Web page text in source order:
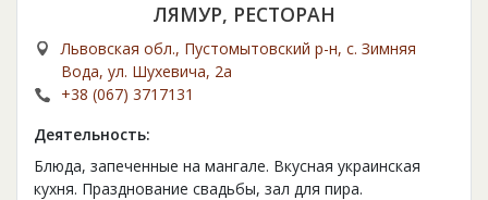
ЛЯМУР, РЕСТОРАН
Львовская обл., Пустомытовский р-н, с. Зимняя
Вода, ул. Шухевича, 2а
+38 (067) 3717131
Деятельность:
Блюда, запеченные на мангале. Вкусная украинская
кухня. Празднование свадьбы, зал для пира.